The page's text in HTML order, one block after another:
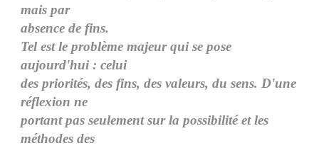
mais par
absence de fins.
Tel est le problème majeur qui se pose
aujourd'hui : celui
des priorités, des fins, des valeurs, du sens. D'une
réflexion ne
portant pas seulement sur la possibilité et les
méthodes des